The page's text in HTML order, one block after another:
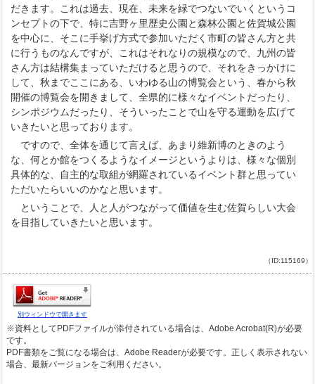
だきます。これは過去、現在、未来を緑でつないでいくというコ
ンセプトの下で、特に吉野ヶ里歴史公園と森林公園と佐賀城公園
を中心に、そこに手挙げ方式で参加いただく市町の皆さん方と共
に行うものなんですが、これはそれなりの規模なので、九州の皆
さん方は結構集まっていただけると思うので、それをきっかけに
して、秋までここにある、いわゆる山の博覧会という、春から秋
開催の博覧会を開きまして、全県的に様々なイベントだったり、
シンポジウムだったり、そういったことで山を守る運動を広げて
いきたいと思っております。
ですので、全体を通じて言えば、あまり維新博のときのよう
な、何とか館をつくるようなイメージというよりは、様々な個別
具体的な、自主的な取組が網羅されているイベント群と思ってい
ただいたらいいのかなと思います。
ということで、人と人がつながって価値を生む佐賀らしい大会
を目指していきたいと思います。
（ID:115169）
別ウィンドウで開きます
※資料としてPDFファイルが添付されている場合は、Adobe Acrobat(R)が必要
です。
PDF書類をご覧になる場合は、Adobe Readerが必要です。正しく表示されない
場合、最新バージョンをご利用ください。